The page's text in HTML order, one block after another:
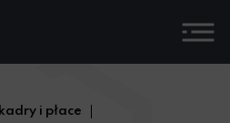
kadry i płace